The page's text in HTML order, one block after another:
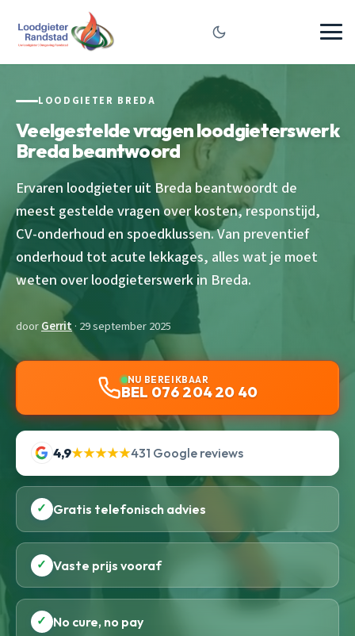
LOODGIETER BREDA
Veelgestelde vragen loodgieterswerk
Breda beantwoord
Ervaren loodgieter uit Breda beantwoordt de
meest gestelde vragen over kosten, responstijd,
CV-onderhoud en spoedklussen. Van preventief
onderhoud tot acute lekkages, alles wat je moet
weten over loodgieterswerk in Breda.
doorGerrit· 29 september 2025
NU BEREIKBAAR
BEL 076 204 20 40
4,9★★★★★431 Google reviews
✓ Gratis telefonisch advies
✓ Vaste prijs vooraf
✓ No cure, no pay